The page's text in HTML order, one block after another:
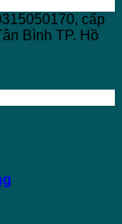
cấp
Bình TP. Hồ